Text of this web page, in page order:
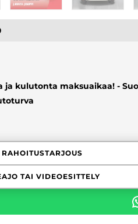
ja kulutonta maksuaikaa! -
TAI VIDEOESITTELY